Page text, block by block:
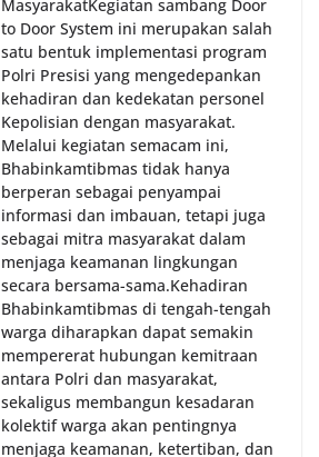
Masyarakat‎Kegiatan sambang Door
to Door System ini merupakan salah
satu bentuk implementasi program
Polri Presisi yang mengedepankan
kehadiran dan kedekatan personel
Kepolisian dengan masyarakat.
Melalui kegiatan semacam ini,
Bhabinkamtibmas tidak hanya
berperan sebagai penyampai
informasi dan imbauan, tetapi juga
sebagai mitra masyarakat dalam
menjaga keamanan lingkungan
secara bersama-sama.‎‎Kehadiran
Bhabinkamtibmas di tengah-tengah
warga diharapkan dapat semakin
mempererat hubungan kemitraan
antara Polri dan masyarakat,
sekaligus membangun kesadaran
kolektif warga akan pentingnya
menjaga keamanan, ketertiban, dan